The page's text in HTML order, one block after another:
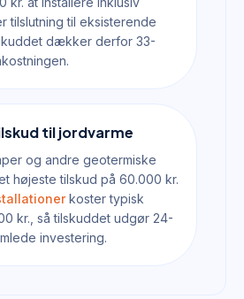
tilslutning til eksisterende
dækker derfor 33-
til jordvarme
og andre geotermiske
højeste tilskud på 60.000 kr.
koster typisk
kr., så tilskuddet udgør 24-
investering.